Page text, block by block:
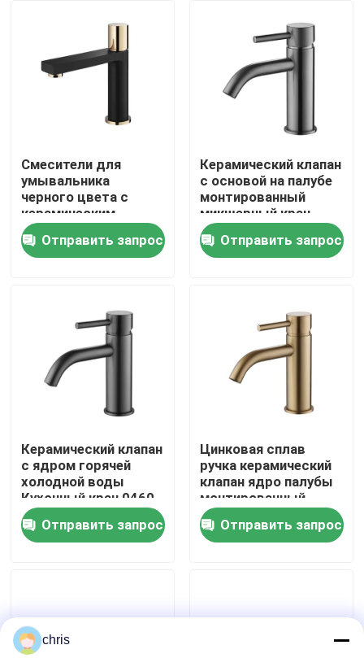
Главная страница
Продукция
Наша фабрика
контроль качества
контактные данные
Новости
Faucet смесителя кухни
Faucet смесителя ливня
Смесители для
умывальника
черного цвета с
керамическим
картриджем 25 мм
Отправить запрос
Керамический клапан
с основой на палубе
монтированный
микшерный кран
0460 Горячая
холодная кухонная
крана с рукояткой из
Отправить запрос
Керамический клапан
с ядром горячей
холодной воды
Кухонный кран 0460
серии Цинковый
сплав смешивающий
кран
Отправить запрос
Цинковая сплав
ручка керамический
клапан ядро палубы
монтированный
кухонный микшер
крана 0460
Отправить запрос
chris